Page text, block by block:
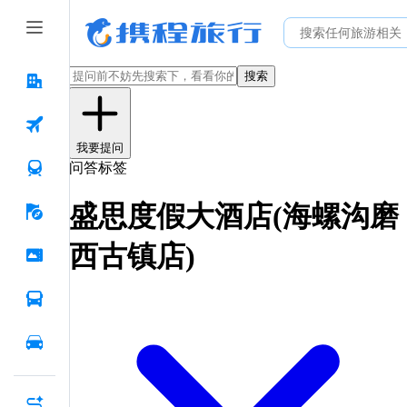
搜索
我要提问
问答标签
盛思度假大酒店(海螺沟磨
西古镇店)